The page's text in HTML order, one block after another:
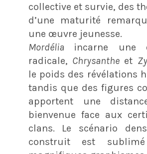
collective et survie, des
d’une maturité
une œuvre jeunesse.
Mordélia incarne une
radicale, Chrysanthe et
le poids des révélations
tandis que des figures
apportent une
bienvenue face aux
clans. Le scénario
construit est